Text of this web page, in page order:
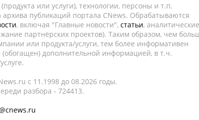
или услуги), технологии, персоны и т.п.
архива публикаций портала CNews. Обрабатываются
, включая "Главные новости", статьи, аналитические
партнёрских проектов). Таким образом, чем
или продукта/услуги, тем более информативен
дополнительной информацией, в т.ч.
c 11.1998 до 08.2026 годы.
разбора - 724413.